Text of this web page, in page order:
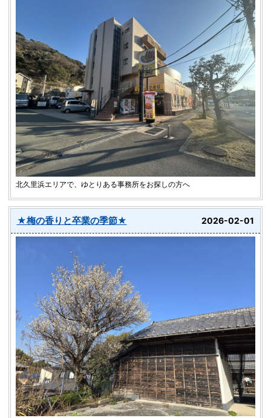
北久里浜エリアで、ゆとりある事務所をお探しの方へ
★梅の香りと卒業の季節★ 2026-02-01